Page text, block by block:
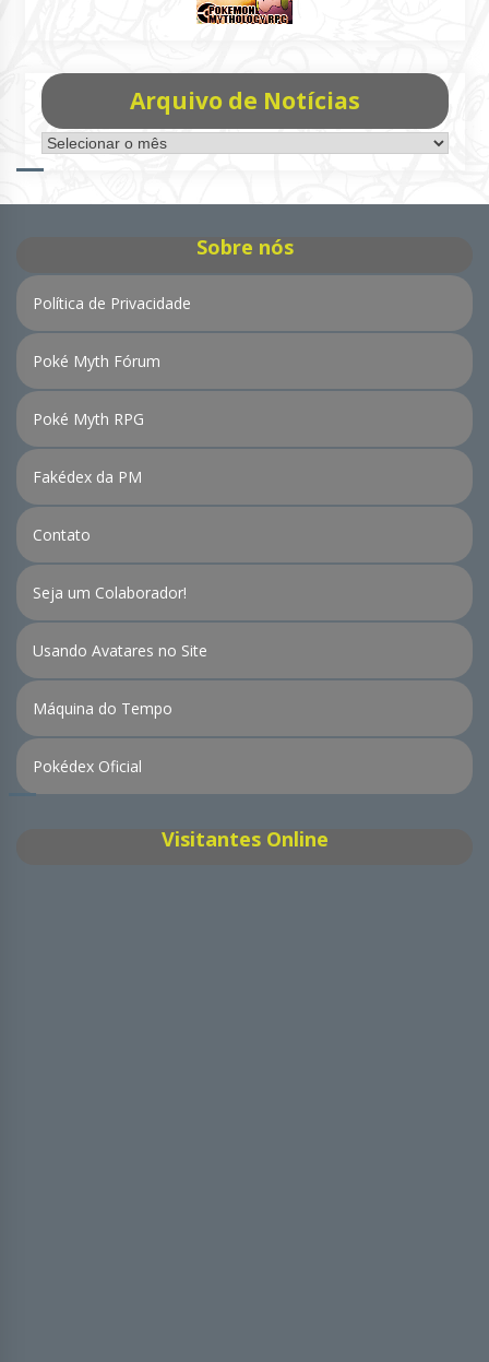
Arquivo de Notícias
Arquivo
de
Sobre nós
Política de Privacidade
Poké Myth Fórum
Poké Myth RPG
Fakédex da PM
Contato
Seja um Colaborador!
Usando Avatares no Site
Máquina do Tempo
Pokédex Oficial
Visitantes Online